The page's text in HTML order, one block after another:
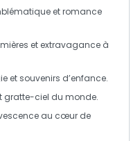
et romance
et extravagance à
et souvenirs d’enfance.
gratte-ciel du monde.
au cœur de